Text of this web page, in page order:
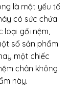
là một yếu tố
có sức chứa
loại gối nệm,
số sản phẩm
một chiếc
chân không
này.